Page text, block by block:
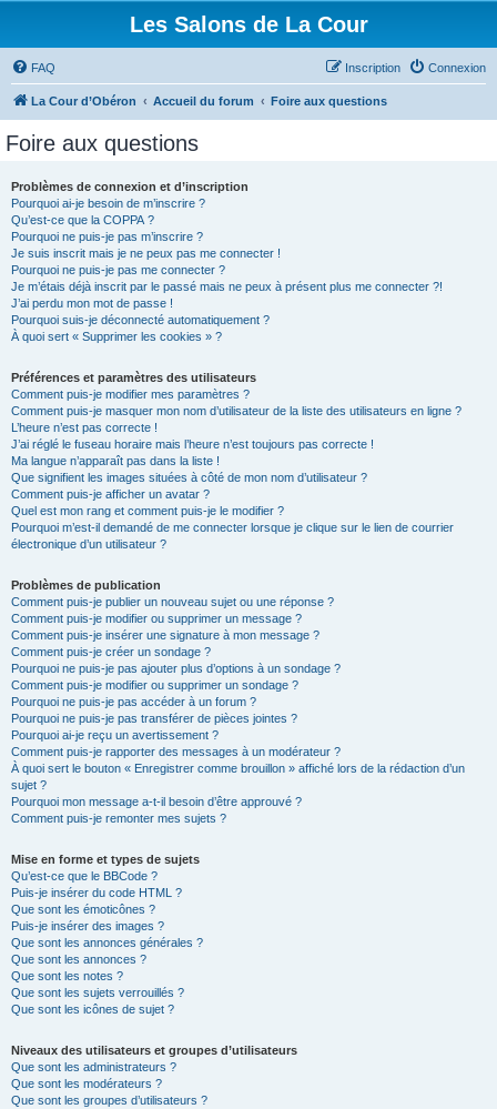
Les Salons de La Cour
FAQ Connexion
Inscription
La Cour d’Obéron Accueil du forum Foire aux questions
Foire aux questions
Problèmes de connexion et d’inscription
Pourquoi ai-je besoin de m’inscrire ?
Qu’est-ce que la COPPA ?
Pourquoi ne puis-je pas m’inscrire ?
Je suis inscrit mais je ne peux pas me connecter !
Pourquoi ne puis-je pas me connecter ?
Je m’étais déjà inscrit par le passé mais ne peux à présent plus me connecter ?!
J’ai perdu mon mot de passe !
Pourquoi suis-je déconnecté automatiquement ?
À quoi sert « Supprimer les cookies » ?
Préférences et paramètres des utilisateurs
Comment puis-je modifier mes paramètres ?
Comment puis-je masquer mon nom d’utilisateur de la liste des utilisateurs en ligne ?
L’heure n’est pas correcte !
J’ai réglé le fuseau horaire mais l’heure n’est toujours pas correcte !
Ma langue n’apparaît pas dans la liste !
Que signifient les images situées à côté de mon nom d’utilisateur ?
Comment puis-je afficher un avatar ?
Quel est mon rang et comment puis-je le modifier ?
Pourquoi m’est-il demandé de me connecter lorsque je clique sur le lien de courrier
électronique d’un utilisateur ?
Problèmes de publication
Comment puis-je publier un nouveau sujet ou une réponse ?
Comment puis-je modifier ou supprimer un message ?
Comment puis-je insérer une signature à mon message ?
Comment puis-je créer un sondage ?
Pourquoi ne puis-je pas ajouter plus d’options à un sondage ?
Comment puis-je modifier ou supprimer un sondage ?
Pourquoi ne puis-je pas accéder à un forum ?
Pourquoi ne puis-je pas transférer de pièces jointes ?
Pourquoi ai-je reçu un avertissement ?
Comment puis-je rapporter des messages à un modérateur ?
À quoi sert le bouton « Enregistrer comme brouillon » affiché lors de la rédaction d’un
sujet ?
Pourquoi mon message a-t-il besoin d’être approuvé ?
Comment puis-je remonter mes sujets ?
Mise en forme et types de sujets
Qu’est-ce que le BBCode ?
Puis-je insérer du code HTML ?
Que sont les émoticônes ?
Puis-je insérer des images ?
Que sont les annonces générales ?
Que sont les annonces ?
Que sont les notes ?
Que sont les sujets verrouillés ?
Que sont les icônes de sujet ?
Niveaux des utilisateurs et groupes d’utilisateurs
Que sont les administrateurs ?
Que sont les modérateurs ?
Que sont les groupes d’utilisateurs ?